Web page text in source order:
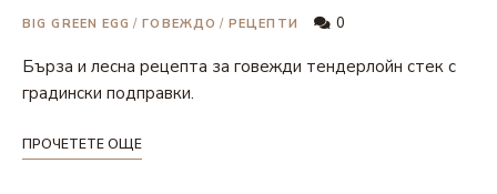
BIG GREEN EGG / ГОВЕЖДО / РЕЦЕПТИ 0
Бърза и лесна рецепта за говежди тендерлойн стек с
градински подправки.
ПРОЧЕТЕТЕ ОЩЕ